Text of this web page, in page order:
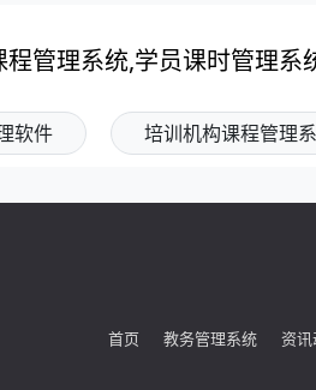
管理系统,学员课时管理
软件 培训机构课程管理
首页 教务管理系统 资